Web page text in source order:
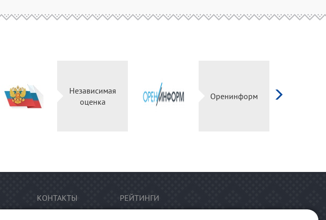
Независимая
оценка
Оренинформ
КОНТАКТЫ РЕЙТИНГИ